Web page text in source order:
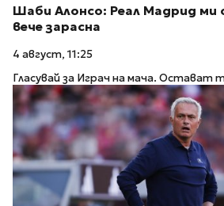
Шаби Алонсо: Реал Мадрид ми
вече зарасна
4 август, 11:25
Гласувай за Играч на мача. Остават